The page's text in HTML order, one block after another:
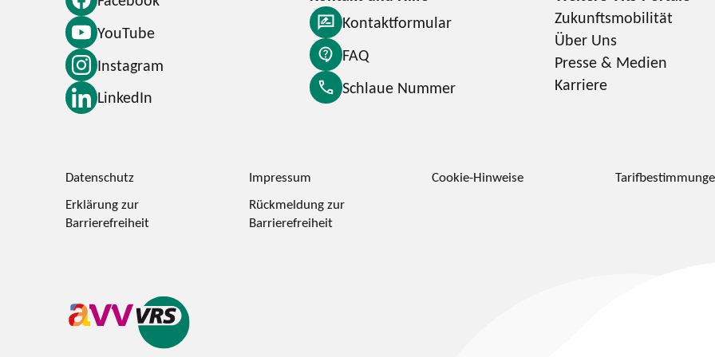
YouTube
Instagram
LinkedIn
Kontaktformular
FAQ
Schlaue Nummer
Zukunftsmobilität
Über Uns
Presse & Medien
Karriere
Datenschutz Impressum Cookie-Hinweise
Erklärung zur
Barrierefreiheit
Rückmeldung zur
Barrierefreiheit